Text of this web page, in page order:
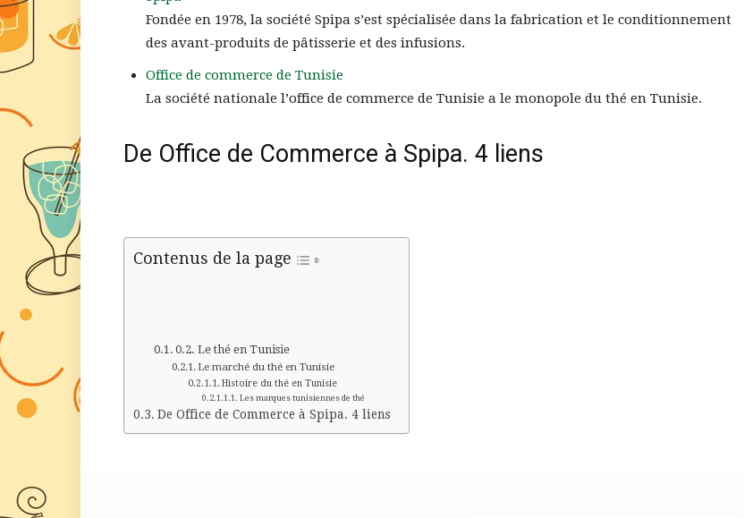
Fondée en 1978, la société Spipa s’est spécialisée dans la fabrication et le conditionnement
des avant-produits de pâtisserie et des infusions.
Office de commerce de Tunisie
La société nationale l’office de commerce de Tunisie a le monopole du thé en Tunisie.
De Office de Commerce à Spipa. 4 liens
Contenus de la page
Le thé en Tunisie
Le marché du thé en Tunisie
Histoire du thé en Tunisie
Les marques tunisiennes de thé
De Office de Commerce à Spipa. 4 liens